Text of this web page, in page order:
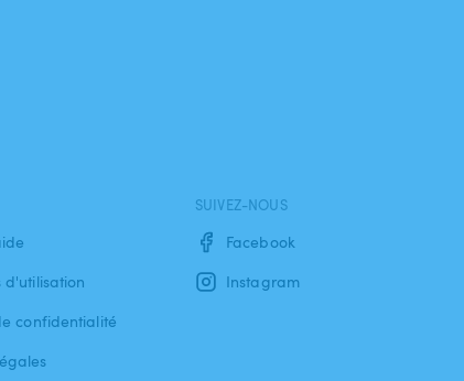
d'utilisation
confidentialité
SUIVEZ-NOUS
Facebook
Instagram